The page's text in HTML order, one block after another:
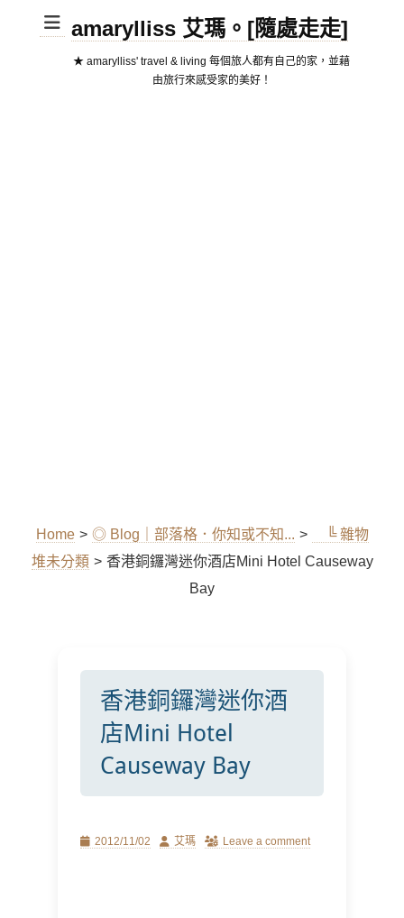
amarylliss 艾瑪。[隨處走走]
★ amarylliss' travel & living 每個旅人都有自己的家，並藉
由旅行來感受家的美好！
Home > ◎ Blog｜部落格．你知或不知... >
╚ 雜物
堆未分類 > 香港銅鑼灣迷你酒店Mini Hotel Causeway
Bay
香港銅鑼灣迷你酒
店Mini Hotel
Causeway Bay
Posted2012/11/02 Author
艾瑪 Leave a comment